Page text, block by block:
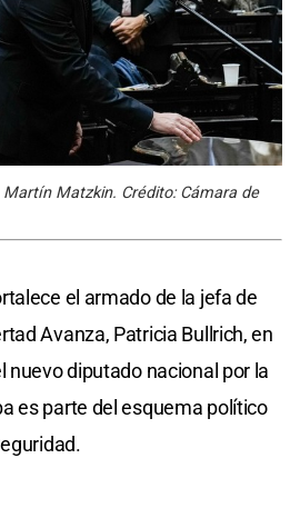
Matzkin. Crédito: Cámara de
el armado de la jefa de
Avanza, Patricia Bullrich, en
nuevo diputado nacional por la
es parte del esquema político